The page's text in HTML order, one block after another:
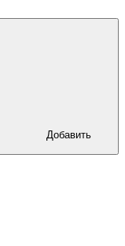
Добавить